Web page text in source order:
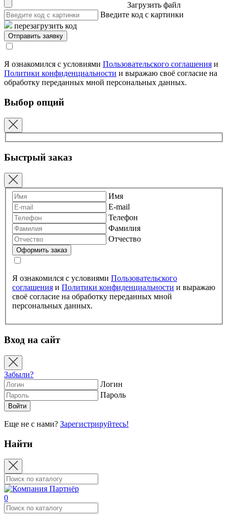
Загрузить файл
Введите код с картинки
перезагрузить код
Я ознакомился с условиями Пользовательского соглашения и
Политики конфиденциальности и выражаю своё согласие на
обработку переданных мной персональных данных.
Выбор опций
Быстрый заказ
Имя
E-mail
Телефон
Фамилия
Отчество
Я ознакомился с условиями Пользовательского
соглашения и Политики конфиденциальности и выражаю
своё согласие на обработку переданных мной
персональных данных.
Вход на сайт
Забыли?
Логин
Пароль
Еще не с нами? Зарегистрируйтесь!
Найти
0